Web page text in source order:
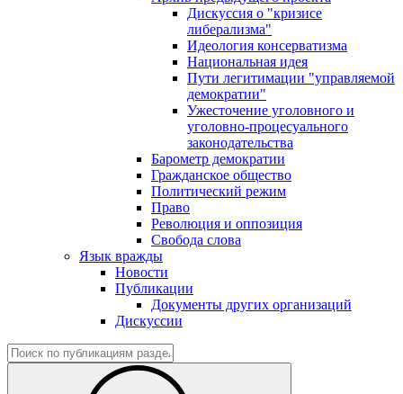
Дискуссия о "кризисе
либерализма"
Идеология консерватизма
Национальная идея
Пути легитимации "управляемой
демократии"
Ужесточение уголовного и
уголовно-процесуального
законодательства
Барометр демократии
Гражданское общество
Политический режим
Право
Революция и оппозиция
Свобода слова
Язык вражды
Новости
Публикации
Документы других организаций
Дискуссии